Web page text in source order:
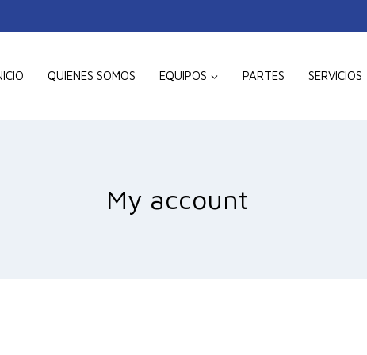
QUIENES SOMOS EQUIPOS PARTES SERVICIOS
My account